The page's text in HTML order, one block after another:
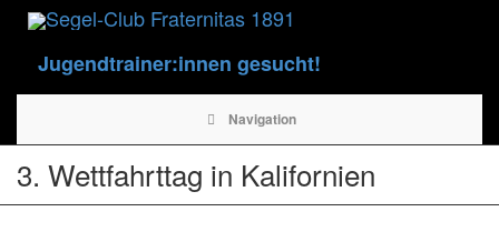
Jugendtrainer:innen gesucht!
Navigation
3. Wettfahrttag in Kalifornien